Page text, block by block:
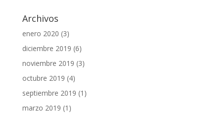
Archivos
enero 2020 (3)
diciembre 2019 (6)
noviembre 2019 (3)
octubre 2019 (4)
septiembre 2019 (1)
marzo 2019 (1)